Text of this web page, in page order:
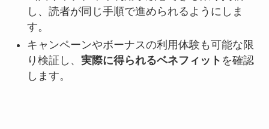
し、読者が同じ手順で進められるようにしま
す。
キャンペーンやボーナスの利用体験も可能な限
り検証し、 実際に得られるベネフィット を確認
します。